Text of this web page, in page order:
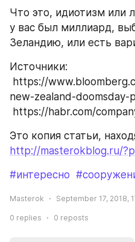
Что это, идиотизм или
у вас был миллиард,
Зеландию, или есть
Источники:
new-zealand-doomsday-
https://habr.com/
http://masterokblog.ru/
#интересно
Masterok September 17, 2018,
0 replies 0 reposts